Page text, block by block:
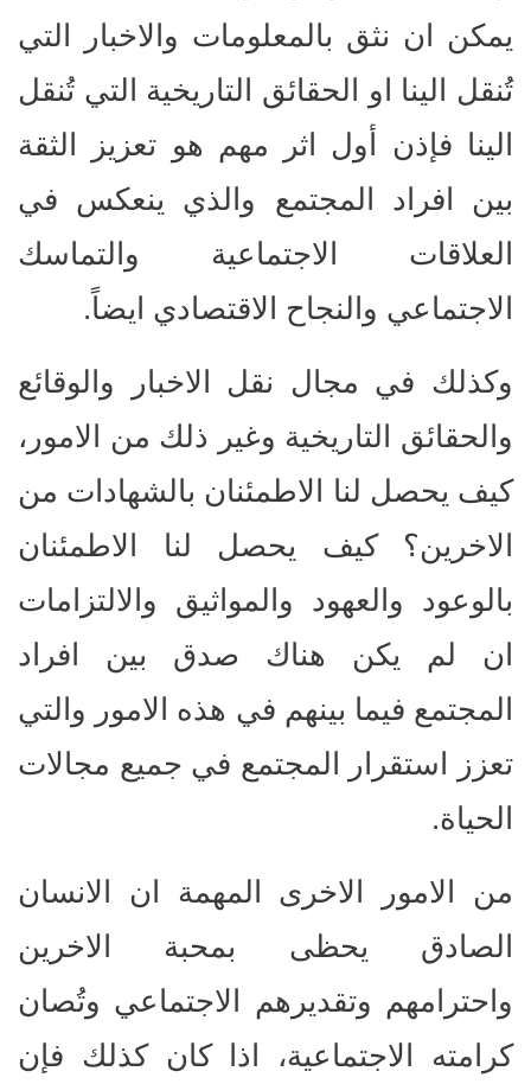
يمكن ان نثق بالمعلومات والاخبار التي
تُنقل الينا او الحقائق التاريخية التي تُنقل
الينا فإذن أول اثر مهم هو تعزيز الثقة
بين افراد المجتمع والذي ينعكس في
العلاقات الاجتماعية والتماسك
الاجتماعي والنجاح الاقتصادي ايضاً.
وكذلك في مجال نقل الاخبار والوقائع
والحقائق التاريخية وغير ذلك من الامور،
كيف يحصل لنا الاطمئنان بالشهادات من
الاخرين؟ كيف يحصل لنا الاطمئنان
بالوعود والعهود والمواثيق والالتزامات
ان لم يكن هناك صدق بين افراد
المجتمع فيما بينهم في هذه الامور والتي
تعزز استقرار المجتمع في جميع مجالات
الحياة.
من الامور الاخرى المهمة ان الانسان
الصادق يحظى بمحبة الاخرين
واحترامهم وتقديرهم الاجتماعي وتُصان
كرامته الاجتماعية، اذا كان كذلك فإن